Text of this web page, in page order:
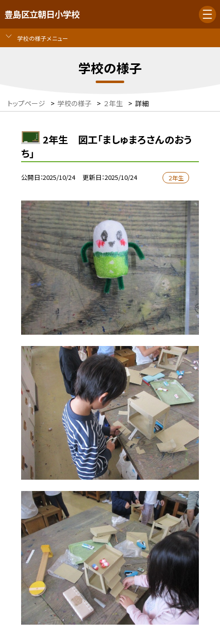
豊島区立朝日小学校
学校の様子メニュー
学校の様子
トップページ > 学校の様子 > ２年生 > 詳細
2年生 図工「ましゅまろさんのおう
ち」
公開日 2025/10/24 更新日 2025/10/24 ２年生